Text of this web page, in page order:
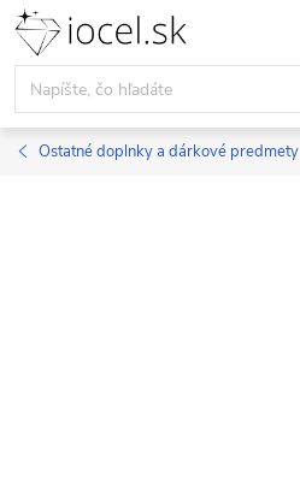
Prejsť
obsah
Ostatné doplnky a dárkové predmety